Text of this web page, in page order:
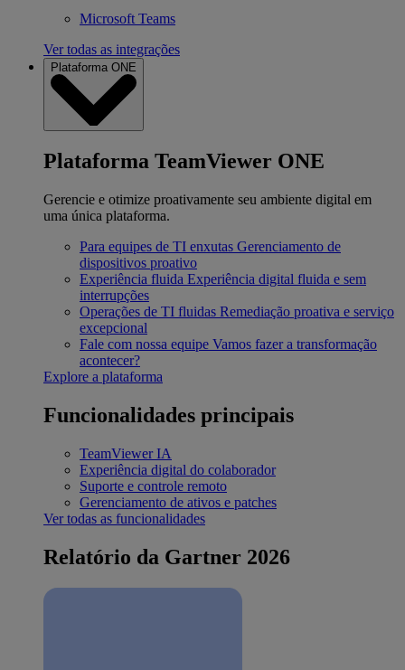
Microsoft Teams
Ver todas as integrações
Plataforma ONE
Plataforma TeamViewer ONE
Gerencie e otimize proativamente seu ambiente digital em
uma única plataforma.
Para equipes de TI enxutas Gerenciamento de
dispositivos proativo
Experiência fluida Experiência digital fluida e sem
interrupções
Operações de TI fluidas Remediação proativa e serviço
excepcional
Fale com nossa equipe Vamos fazer a transformação
acontecer?
Explore a plataforma
Funcionalidades principais
TeamViewer IA
Experiência digital do colaborador
Suporte e controle remoto
Gerenciamento de ativos e patches
Ver todas as funcionalidades
Relatório da Gartner 2026